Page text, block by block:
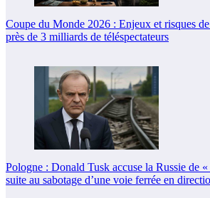
Coupe du Monde 2026 : Enjeux et risques
près de 3 milliards de téléspectateurs
Pologne : Donald Tusk accuse la Russie de «
suite au sabotage d’une voie ferrée en